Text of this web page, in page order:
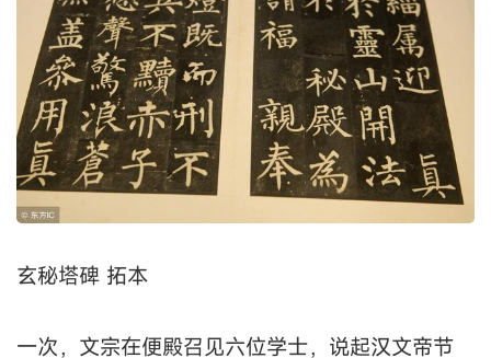
玄秘塔碑 拓本
一次，文宗在便殿召见六位学士，说起汉文帝节